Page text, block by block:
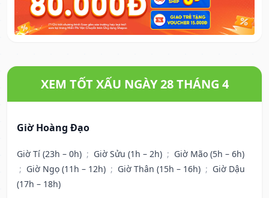
XEM TỐT XẤU NGÀY 28 THÁNG 4
Giờ Hoàng Đạo
Giờ Tí (23h – 0h) ; Giờ Sửu (1h – 2h) ; Giờ Mão (5h – 6h)
; Giờ Ngọ (11h – 12h) ; Giờ Thân (15h – 16h) ; Giờ Dậu
(17h – 18h)